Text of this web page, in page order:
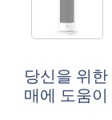
당신을 위
매에 도움